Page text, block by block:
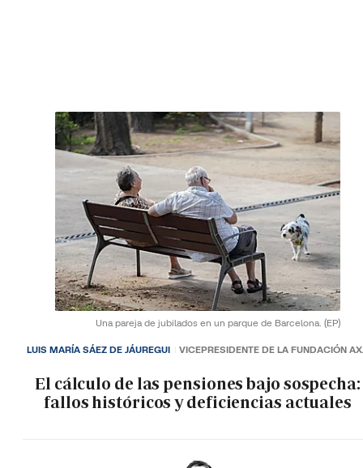
Una pareja de jubilados en un parque de Barcelona. (EP)
El cálculo de las pensiones bajo sospecha:
fallos históricos y deficiencias actuales
LUIS MARÍA SÁEZ DE JÁUREGUI VICEPRESIDENTE DE LA FUNDACIÓN